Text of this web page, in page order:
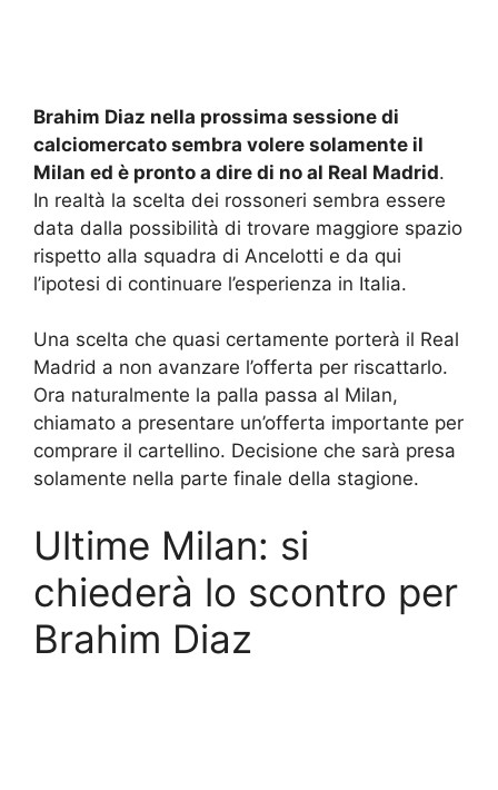
Brahim Diaz nella prossima sessione di
calciomercato sembra volere solamente il
Milan ed è pronto a dire di no al Real Madrid.
In realtà la scelta dei rossoneri sembra essere
data dalla possibilità di trovare maggiore spazio
rispetto alla squadra di Ancelotti e da qui
l’ipotesi di continuare l’esperienza in Italia.
Una scelta che quasi certamente porterà il Real
Madrid a non avanzare l’offerta per riscattarlo.
Ora naturalmente la palla passa al Milan,
chiamato a presentare un’offerta importante per
comprare il cartellino. Decisione che sarà presa
solamente nella parte finale della stagione.
Ultime Milan: si
chiederà lo scontro per
Brahim Diaz